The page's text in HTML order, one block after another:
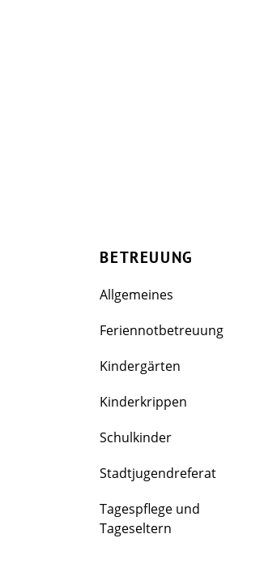
BETREUUNG
Allgemeines
Feriennotbetreuung
Kindergärten
Kinderkrippen
Schulkinder
Stadtjugendreferat
Tagespflege und
Tageseltern